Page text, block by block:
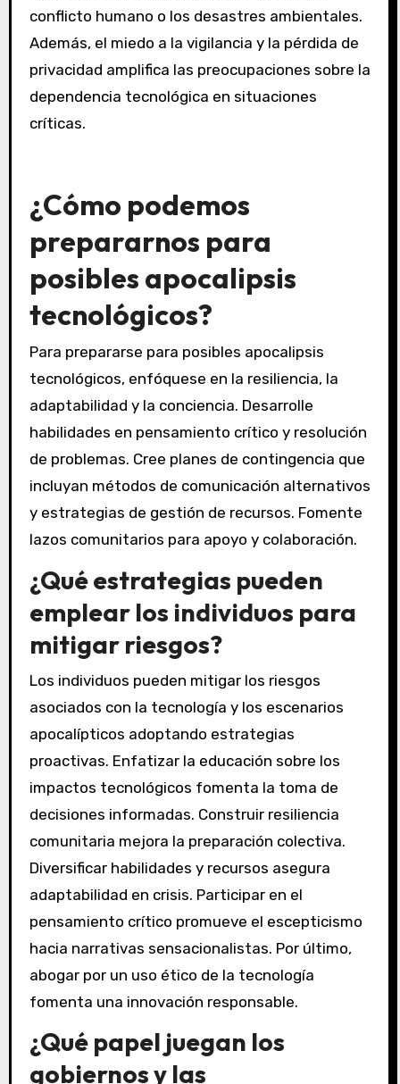
conflicto humano o los desastres ambientales.
Además, el miedo a la vigilancia y la pérdida de
privacidad amplifica las preocupaciones sobre la
dependencia tecnológica en situaciones
críticas.
¿Cómo podemos
prepararnos para
posibles apocalipsis
tecnológicos?
Para prepararse para posibles apocalipsis
tecnológicos, enfóquese en la resiliencia, la
habilidades en pensamiento crítico y resolución
de problemas. Cree planes de contingencia que
incluyan métodos de comunicación alternativos
lazos comunitarios para apoyo y colaboración.
¿Qué estrategias pueden
emplear los individuos para
mitigar riesgos?
Los individuos pueden mitigar los riesgos
asociados con la tecnología y los escenarios
apocalípticos adoptando estrategias
proactivas. Enfatizar la educación sobre los
impactos tecnológicos fomenta la toma de
decisiones informadas. Construir resiliencia
comunitaria mejora la preparación colectiva.
adaptabilidad en crisis. Participar en el
pensamiento crítico promueve el escepticismo